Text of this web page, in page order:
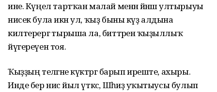
ине. Күңел тартҡан малай менән йәнәшә ултырыуы
нисек була икән ул, ҡыҙ быны күҙ алдына
килтерергә тырыша ла, биттәренә ҡыҙыллыҡ
йүгереүен тоя.
Ҡыҙҙың теләгәне күктәргә барып иреште, ахыры.
Инде бер нисә йыл үткәс, Шәһиҙә уҡытыусы булып